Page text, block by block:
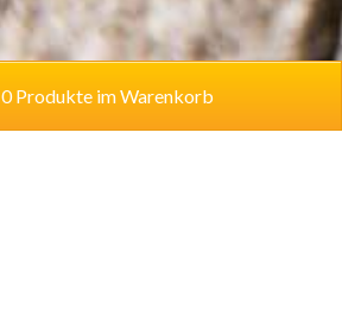
0 Produkte im Warenkorb